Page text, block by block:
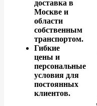
доставка в
Москве и
области
собственным
транспортом.
Гибкие
цены и
персональные
условия для
постоянных
клиентов.